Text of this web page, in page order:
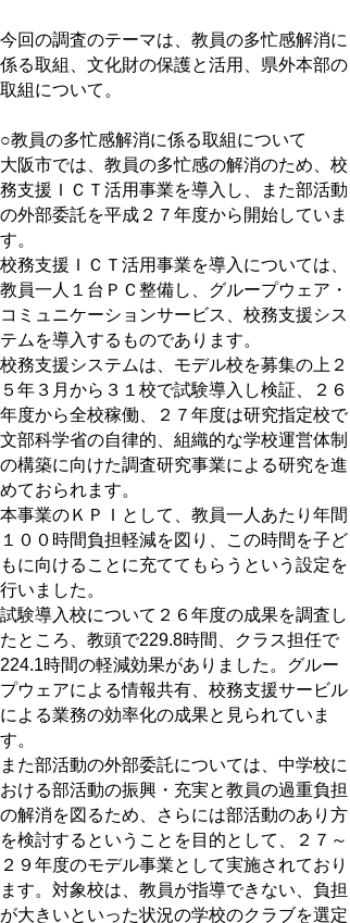
今回の調査のテーマは、教員の多忙感解消に
係る取組、文化財の保護と活用、県外本部の
取組について。
○教員の多忙感解消に係る取組について
大阪市では、教員の多忙感の解消のため、校
務支援ＩＣＴ活用事業を導入し、また部活動
の外部委託を平成２７年度から開始していま
す。
校務支援ＩＣＴ活用事業を導入については、
教員一人１台ＰＣ整備し、グループウェア・
コミュニケーションサービス、校務支援シス
テムを導入するものであります。
校務支援システムは、モデル校を募集の上２
５年３月から３１校で試験導入し検証、２６
年度から全校稼働、２７年度は研究指定校で
文部科学省の自律的、組織的な学校運営体制
の構築に向けた調査研究事業による研究を進
めておられます。
本事業のＫＰＩとして、教員一人あたり年間
１００時間負担軽減を図り、この時間を子ど
もに向けることに充ててもらうという設定を
行いました。
試験導入校について２６年度の成果を調査し
たところ、教頭で229.8時間、クラス担任で
224.1時間の軽減効果がありました。グルー
プウェアによる情報共有、校務支援サービル
による業務の効率化の成果と見られていま
す。
また部活動の外部委託については、中学校に
おける部活動の振興・充実と教員の過重負担
の解消を図るため、さらには部活動のあり方
を検討するということを目的として、２７～
２９年度のモデル事業として実施されており
ます。対象校は、教員が指導できない、負担
が大きいといった状況の学校のクラブを選定